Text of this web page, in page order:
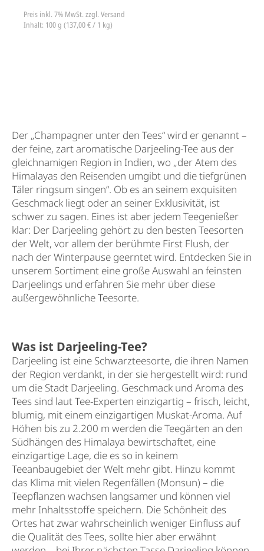
Preis inkl. 7% MwSt. zzgl. Versand
Inhalt: 100 g (137,00 € / 1 kg)
Der „Champagner unter den Tees“ wird er genannt –
der feine, zart aromatische Darjeeling-Tee aus der
gleichnamigen Region in Indien, wo „der Atem des
Himalayas den Reisenden umgibt und die tiefgrünen
Täler ringsum singen“. Ob es an seinem exquisiten
Geschmack liegt oder an seiner Exklusivität, ist
schwer zu sagen. Eines ist aber jedem Teegenießer
klar: Der Darjeeling gehört zu den besten Teesorten
der Welt, vor allem der berühmte First Flush, der
nach der Winterpause geerntet wird. Entdecken Sie in
unserem Sortiment eine große Auswahl an feinsten
Darjeelings und erfahren Sie mehr über diese
außergewöhnliche Teesorte.
Was ist Darjeeling-Tee?
Darjeeling ist eine Schwarzteesorte, die ihren Namen
der Region verdankt, in der sie hergestellt wird: rund
um die Stadt Darjeeling. Geschmack und Aroma des
Tees sind laut Tee-Experten einzigartig – frisch, leicht,
blumig, mit einem einzigartigen Muskat-Aroma. Auf
Höhen bis zu 2.200 m werden die Teegärten an den
Südhängen des Himalaya bewirtschaftet, eine
einzigartige Lage, die es so in keinem
Teeanbaugebiet der Welt mehr gibt. Hinzu kommt
das Klima mit vielen Regenfällen (Monsun) – die
Teepflanzen wachsen langsamer und können viel
mehr Inhaltsstoffe speichern. Die Schönheit des
Ortes hat zwar wahrscheinlich weniger Einfluss auf
die Qualität des Tees, sollte hier aber erwähnt